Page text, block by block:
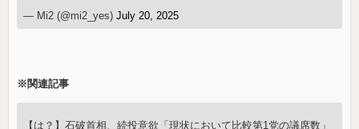
— Mi2 (@mi2_yes)July 20, 2025
※関連記事
【は？】石破首相、続投意欲「現状において比較第1党の議席数」